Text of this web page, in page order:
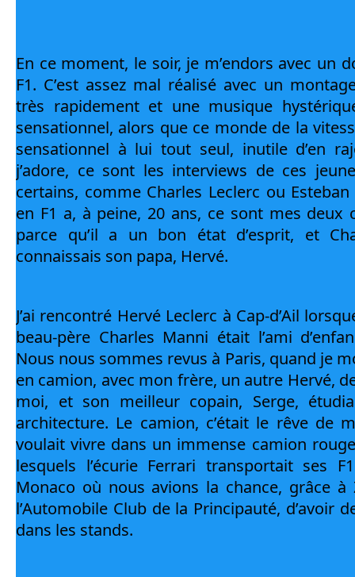
En ce moment, le soir, je m’endors avec un
F1. C’est assez mal réalisé avec un
très rapidement et une musique
sensationnel, alors que ce monde de la
sensationnel à lui tout seul, inutile d’en
j’adore, ce sont les interviews de ces
certains, comme Charles Leclerc ou
en F1 a, à peine, 20 ans, ce sont mes deux
parce qu’il a un bon état d’esprit, et
connaissais son papa, Hervé.
J’ai rencontré Hervé Leclerc à Cap-d’Ail
beau-père Charles Manni était l’ami
Nous nous sommes revus à Paris, quand je
en camion, avec mon frère, un autre Hervé,
moi, et son meilleur copain, Serge,
architecture. Le camion, c’était le rêve de
voulait vivre dans un immense camion
lesquels l’écurie Ferrari transportait ses
Monaco où nous avions la chance, grâce à
l’Automobile Club de la Principauté, d’avoir
dans les stands.